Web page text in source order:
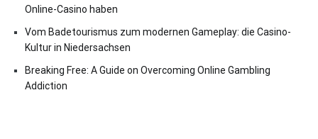
Online-Casino haben
Vom Badetourismus zum modernen Gameplay: die Casino-
Kultur in Niedersachsen
Breaking Free: A Guide on Overcoming Online Gambling
Addiction